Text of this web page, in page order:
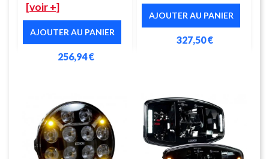
[voir +]
AJOUTER AU PANIER
256,94 €
AJOUTER AU PANIER
327,50 €